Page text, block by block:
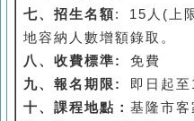
七、 招生名額: 15人(上
地容納人數增額錄取。
八、 收費標準: 免費
九、 報名期限: 即日起至
十、課程地點： 基隆市